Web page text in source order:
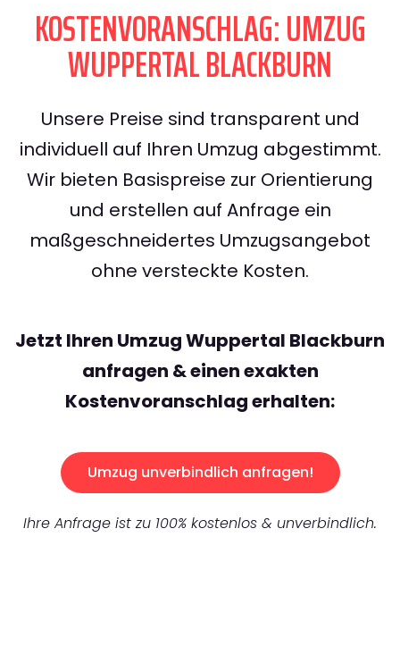
KOSTENVORANSCHLAG: UMZUG
WUPPERTAL BLACKBURN
Unsere Preise sind transparent und
individuell auf Ihren Umzug abgestimmt.
Wir bieten Basispreise zur Orientierung
und erstellen auf Anfrage ein
maßgeschneidertes Umzugsangebot
ohne versteckte Kosten.
Jetzt Ihren Umzug Wuppertal Blackburn
anfragen & einen exakten
Kostenvoranschlag erhalten:
Umzug unverbindlich anfragen!
Ihre Anfrage ist zu 100% kostenlos & unverbindlich.